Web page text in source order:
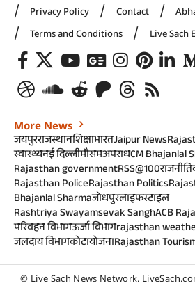
Privacy Policy
Contact
Terms and Conditions
Live Sach
More News
जयपुरराजस्थानशिक्षाभारतJaipur News
स्वास्थ्यनई दिल्लीमौसमअपराधCM Bhajanlal
Rajasthan governmentRSS@100राजनीति
Rajasthan PoliceRajasthan Politics
Bhajanlal Sharmaजोधपुरलाइफस्टाइल
Rashtriya Swayamsevak SanghACB
परिवहन विभागऊर्जा विभागrajasthan
जलदाय विभागकोटायोजनाRajasthan
© Live Sach News Network.